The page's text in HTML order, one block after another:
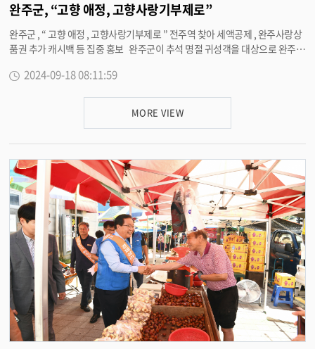
완주군, “고향 애정, 고향사랑기부제로”
완주군 , “ 고향 애정 , 고향사랑기부제로 ” 전주역 찾아 세액공제 , 완주사랑상
품권 추가 캐시백 등 집중 홍보 완주군이 추석 명절 귀성객을 대상으로 완주고
은 전주역 광장을 찾아 고향사랑기부제 홍보를 진행했다 . 직원들은 귀성객에
우며 행사의 이목을 집중시켰다 . 안형숙 지역활력과장은 “ 귀성객의 고향과
이웃을 향한 따뜻한 마음이 고향사랑기부제와 연결될 수 있도록 앞으로도 제
도 홍보에 지속적으로 노력하겠다 ” 고 말했다 . 한편 군은 추석을 맞아 다중이
용시설 , 관광지 등에 고향사랑기부제 홍보물을 비치하고 유동인구가 많은 곳
에 플래카드를 게첩하는 등 집중 홍보를 추진하고 있으며 , SNS 를 이용한 온라
인 홍보에도 박차를 가하고 있다 . <담당부서 지역활력과 290-2392>
2024-09-18 08:11:59
MORE VIEW